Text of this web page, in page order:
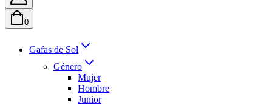
0
Gafas de Sol
Género
Mujer
Hombre
Junior